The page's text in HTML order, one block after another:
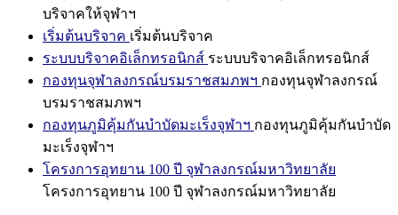
บริจาคให้จุฬาฯ
เริ่มต้นบริจาค เริ่มต้นบริจาค
ระบบบริจาคอิเล็กทรอนิกส์ ระบบบริจาคอิเล็กทรอนิกส์
กองทุนจุฬาลงกรณ์บรมราชสมภพฯ กองทุนจุฬาลงกรณ์
บรมราชสมภพฯ
กองทุนภูมิคุ้มกันบำบัดมะเร็งจุฬาฯ กองทุนภูมิคุ้มกันบำบัด
มะเร็งจุฬาฯ
โครงการอุทยาน 100 ปี จุฬาลงกรณ์มหาวิทยาลัย
โครงการอุทยาน 100 ปี จุฬาลงกรณ์มหาวิทยาลัย